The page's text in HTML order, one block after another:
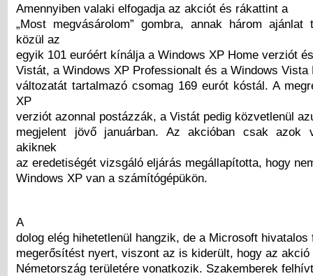
Amennyiben valaki elfogadja az akciót és rákattint a
„Most megvásárolom” gombra, annak három
közül az
egyik 101 euróért kínálja a Windows XP Home verziót
Vistát, a Windows XP Professionalt és a Windows Vista
változatát tartalmazó csomag 169 eurót kóstál. A
XP
verziót azonnal postázzák, a Vistát pedig közvetlenül
megjelent jövő januárban. Az akcióban csak azok
akiknek
az eredetiségét vizsgáló eljárás megállapította, hogy
Windows XP van a számítógépükön.
A
dolog elég hihetetlenül hangzik, de a Microsoft hivatalos
megerősítést nyert, viszont az is kiderült, hogy az akció
Németország területére vonatkozik. Szakemberek